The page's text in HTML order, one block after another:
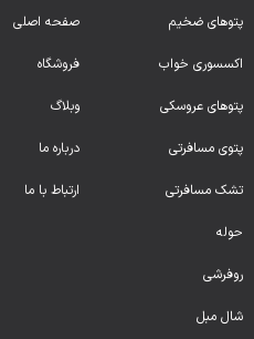
پتوهای ضخیم
اکسسوری خواب
پتوهای عروسکی
پتوی مسافرتی
تشک مسافرتی
حوله
روفرشی
شال مبل
صفحه اصلی
فروشگاه
وبلاگ
درباره ما
ارتباط با ما